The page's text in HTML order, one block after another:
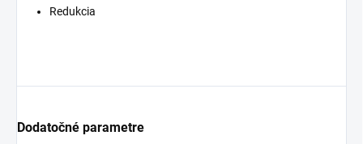
Redukcia
Dodatočné parametre